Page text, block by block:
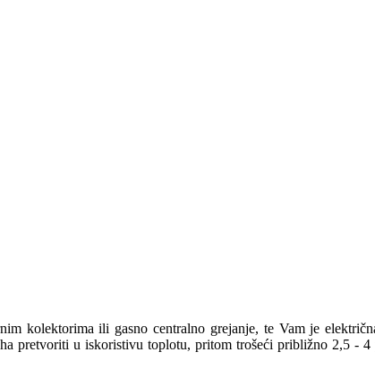
kolektorima ili gasno centralno grejanje, te Vam je
pretvoriti u iskoristivu toplotu, pritom trošeći približno 2,5 -